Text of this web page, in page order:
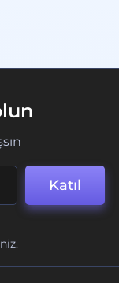
Katıl